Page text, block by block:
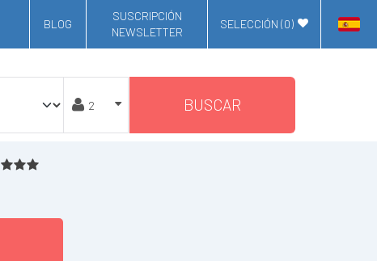
BLOG
SUSCRIPCIÓN
NEWSLETTER
SELECCIÓN (0)
BUSCAR